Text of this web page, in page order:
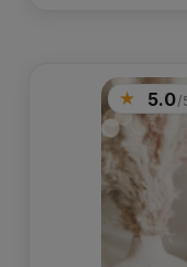
5.0